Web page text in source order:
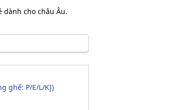
dành cho châu Âu.
ghế: P/E/L/K])